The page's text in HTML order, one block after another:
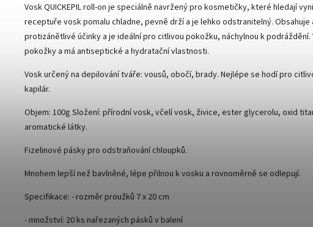
Vosk QUICKEPIL roll-on je speciálně navržený pro kosmetičky, které hledají
receptuře vosk pomalu chladne, pevně drží a je lehko odstranitelný. Obsahuje
protizánětlivé účinky a je ideální pro citlivou pokožku, náchylnou k
pokožky a má antiseptické a hydratační vlastnosti.
Vosk určený na depilování tváře: vousů, obočí, brady. Nejlépe se hodí pro
kapilár.
Objem: 100g Složení: přírodní vosk, včelí vosk, živice, ester glycerolu, oxid
aromatické látky.
Fizelinové pásky pro odstraňování chloupků.
Mnohem lepší než bavlněné, lépe přilnou k vosku a rovnoměrně se odlepují.
Specifikace: - rozměr proužků 7 x 20 cm
- množství: 20 ks nařezaných pásků v balení